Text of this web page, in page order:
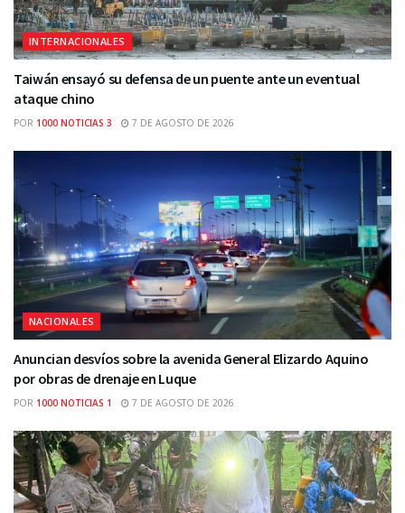
INTERNACIONALES
Taiwán ensayó su defensa de un puente ante un eventual
ataque chino
POR 1000 NOTICIAS 3 7 DE AGOSTO DE 2026
NACIONALES
Anuncian desvíos sobre la avenida General Elizardo Aquino
por obras de drenaje en Luque
POR 1000 NOTICIAS 1 7 DE AGOSTO DE 2026